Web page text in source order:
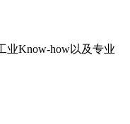
业Know-how以及专业